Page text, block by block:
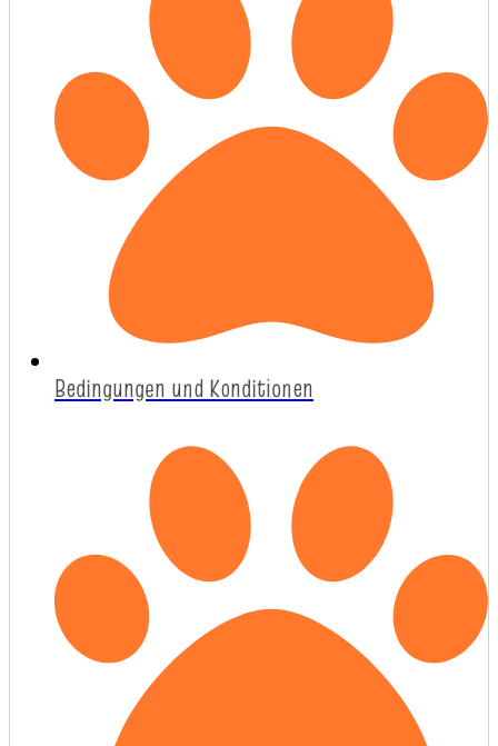
Bedingungen und Konditionen